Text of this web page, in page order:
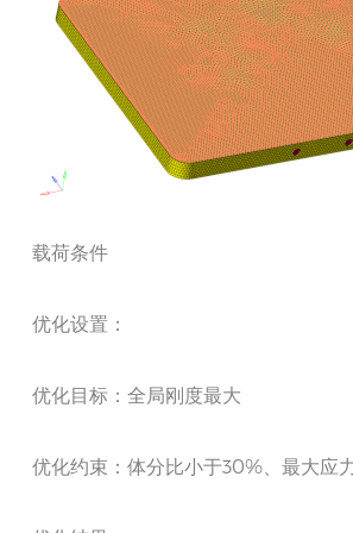
载荷条件
优化设置：
优化目标：全局刚度最大
优化约束：体分比小于30%、最大应